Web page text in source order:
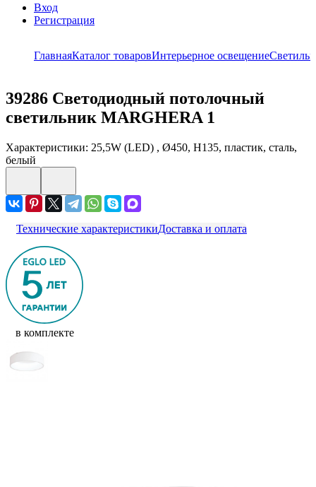
Вход
Регистрация
ГлавнаяКаталог товаровИнтерьерное освещение
39286 Светодиодный потолочный
светильник MARGHERA 1
Характеристики: 25,5W (LED) , Ø450, H135, пластик, сталь,
белый
Технические характеристикиДоставка и оплата
в комплекте